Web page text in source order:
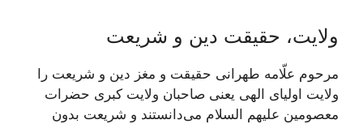
ولایت، حقیقت دین و شریعت
مرحوم علّامه طهرانى حقيقت و مغز دين و شريعت را
ولايت اولياى الهى يعنى صاحبان ولايت كبرى حضرات
معصومين علیهم السلام می‏‌دانستند و شريعت بدون